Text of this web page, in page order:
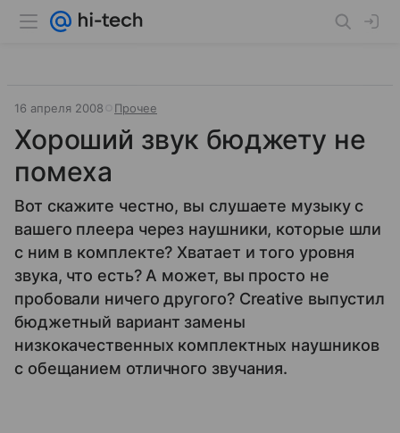
16 апреля 2008 Прочее
Хороший звук бюджету не
помеха
Вот скажите честно, вы слушаете музыку с
вашего плеера через наушники, которые шли
с ним в комплекте? Хватает и того уровня
звука, что есть? А может, вы просто не
пробовали ничего другого? Creative выпустил
бюджетный вариант замены
низкокачественных комплектных наушников
с обещанием отличного звучания.